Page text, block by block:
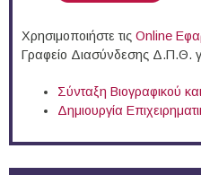
Χρησιμοποιήστε τις Online
Γραφείο Διασύνδεσης Δ.Π.Θ.
Σύνταξη Βιογραφικού
Δημιουργία